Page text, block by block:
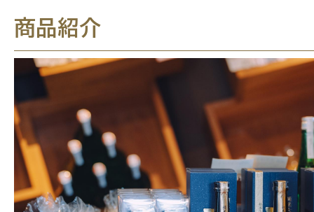
商品紹介